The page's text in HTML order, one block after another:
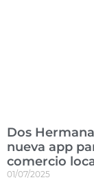
Dos
nueva app
comercio
01/07/2025